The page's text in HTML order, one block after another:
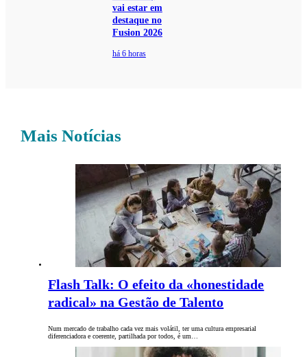
vai estar em
destaque no
Fusion 2026
há 6 horas
Mais Notícias
Flash Talk: O efeito da «honestidade
radical» na Gestão de Talento
Num mercado de trabalho cada vez mais volátil, ter uma cultura empresarial
diferenciadora e coerente, partilhada por todos, é um…